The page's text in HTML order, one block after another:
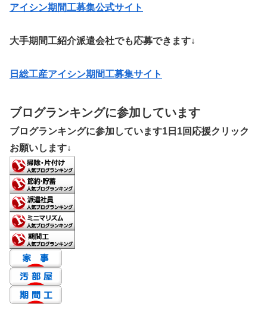
アイシン期間工募集公式サイト
大手期間工紹介派遣会社でも応募できます↓
日総工産アイシン期間工募集サイト
ブログランキングに参加しています
ブログランキングに参加しています1日1回応援クリック
お願いします↓